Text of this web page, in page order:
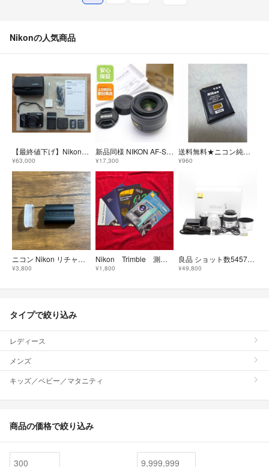
Nikonの人気商品
【最終値下げ】Nikon COOLPIX A1000 社外付属品付き ※作例あり
¥63,000
新品同様 NIKON AF-S DX NIKKOR 35mm f/1.8G 単焦点レンズ Fマウント 即日発送 土日祝発送OK
¥17,300
送料無料★ニコン純正品 EN-EL12★電池パック Nikon バッテリー
¥960
ニコン Nikon リチャージャブルバッテリー EN-EL15C
¥3,800
Nikon Trimble 測量カタログ5冊セット
¥1,800
良品 ショット数5457回 Nikon ニコン ミラーレス一眼 Nikon1 J5 シルバー ダブルズームレンズキット
¥49,800
タイプで絞り込み
レディース
メンズ
キッズ／ベビー／マタニティ
商品の価格で絞り込み